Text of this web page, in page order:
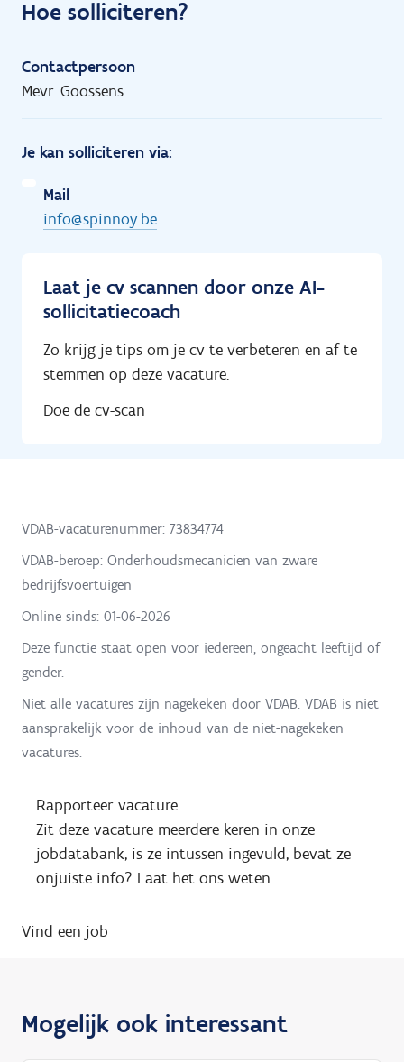
Hoe solliciteren?
Contactpersoon
Mevr. Goossens
Je kan solliciteren via:
Mail
info@spinnoy.be
Laat je cv scannen door onze AI-
sollicitatiecoach
Zo krijg je tips om je cv te verbeteren en af te
stemmen op deze vacature.
Doe de cv-scan
VDAB-vacaturenummer: 73834774
VDAB-beroep: Onderhoudsmecanicien van zware
bedrijfsvoertuigen
Online sinds: 01-06-2026
Deze functie staat open voor iedereen, ongeacht leeftijd of
gender.
Niet alle vacatures zijn nagekeken door VDAB. VDAB is niet
aansprakelijk voor de inhoud van de niet-nagekeken
vacatures.
Rapporteer vacature
Zit deze vacature meerdere keren in onze
jobdatabank, is ze intussen ingevuld, bevat ze
onjuiste info? Laat het ons weten.
Vind een job
Mogelijk ook interessant